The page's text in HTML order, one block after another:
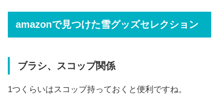
amazonで見つけた雪グッズセレクション
ブラシ、スコップ関係
1つくらいはスコップ持っておくと便利ですね。